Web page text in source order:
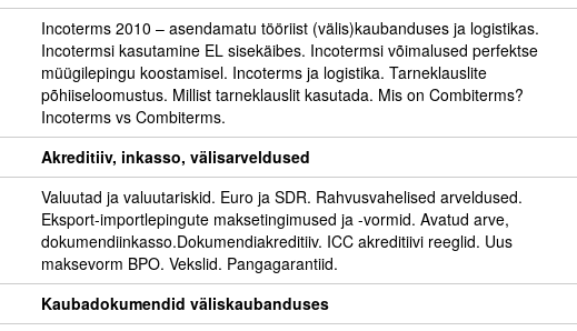
Incoterms 2010 – asendamatu tööriist (välis)kaubanduses ja logistikas.
Incotermsi kasutamine EL sisekäibes. Incotermsi võimalused perfektse
müügilepingu koostamisel. Incoterms ja logistika. Tarneklauslite
põhiiseloomustus. Millist tarneklauslit kasutada. Mis on Combiterms?
Incoterms vs Combiterms.
Akreditiiv, inkasso, välisarveldused
Valuutad ja valuutariskid. Euro ja SDR. Rahvusvahelised arveldused.
Eksport-importlepingute maksetingimused ja -vormid. Avatud arve,
dokumendiinkasso.Dokumendiakreditiiv. ICC akreditiivi reeglid. Uus
maksevorm BPO. Vekslid. Pangagarantiid.
Kaubadokumendid väliskaubanduses